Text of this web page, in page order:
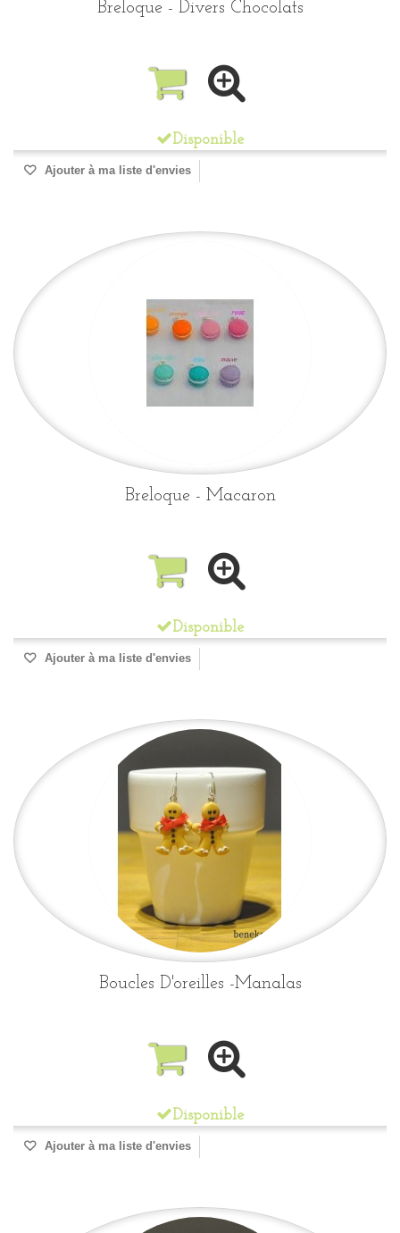
Breloque - Divers Chocolats
Disponible
Ajouter à ma liste d'envies
Breloque - Macaron
Disponible
Ajouter à ma liste d'envies
Boucles D'oreilles -Manalas
Disponible
Ajouter à ma liste d'envies